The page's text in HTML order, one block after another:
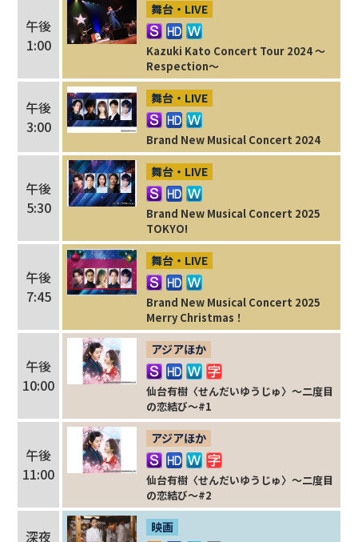
午後
1:00
舞台・LIVE
Kazuki Kato Concert Tour 2024 ～
Respection～
午後
3:00
舞台・LIVE
Brand New Musical Concert 2024
午後
5:30
舞台・LIVE
Brand New Musical Concert 2025
TOKYO!
午後
7:45
舞台・LIVE
Brand New Musical Concert 2025
Merry Christmas！
午後
10:00
アジアほか
仙台有樹〈せんだいゆうじゅ〉～二度目
の恋結び～#1
午後
11:00
アジアほか
仙台有樹〈せんだいゆうじゅ〉～二度目
の恋結び～#2
深夜
映画